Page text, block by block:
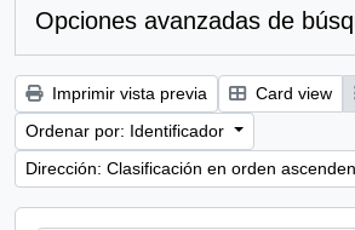
Opciones avanzadas de
Imprimir vista previa Card view
Ordenar por: Identificador
Dirección: Clasificación en orden